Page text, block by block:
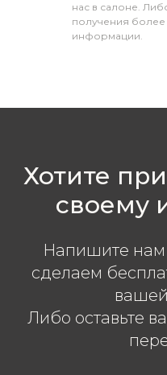
нас в салоне.
получения
информации.
Хотите
своему
Напишите
сделаем
Либо оставьте